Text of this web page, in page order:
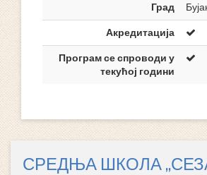
Град
Акредитација
Програм се спроводи у
текућој години
СРЕДЊА ШКОЛА